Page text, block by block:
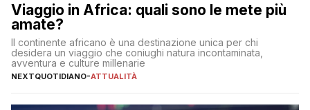
Viaggio in Africa: quali sono le mete più
amate?
Il continente africano è una destinazione unica per chi
desidera un viaggio che coniughi natura incontaminata,
avventura e culture millenarie
NEXTQUOTIDIANO-ATTUALITÀ